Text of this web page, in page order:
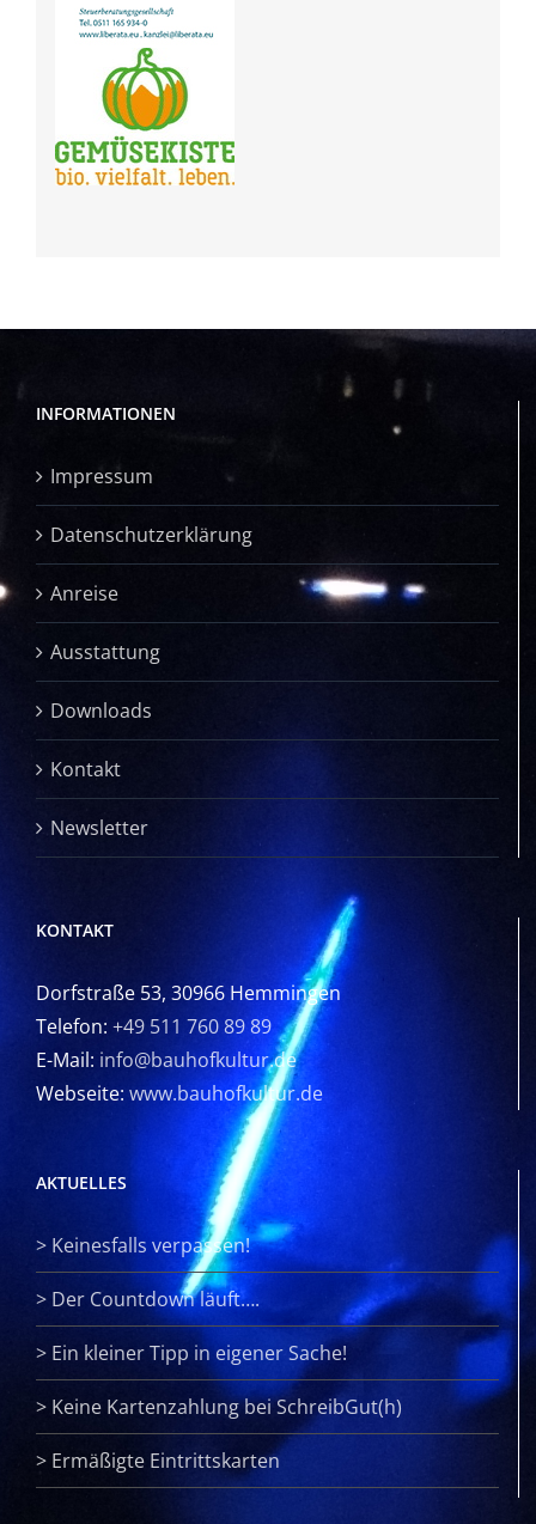
INFORMATIONEN
Impressum
Datenschutzerklärung
Anreise
Ausstattung
Downloads
Kontakt
Newsletter
KONTAKT
Dorfstraße 53, 30966 Hemmingen
Telefon: +49 511 760 89 89
E-Mail: info@bauhofkultur.de
Webseite: www.bauhofkultur.de
AKTUELLES
> Keinesfalls verpassen!
> Der Countdown läuft….
> Ein kleiner Tipp in eigener Sache!
> Keine Kartenzahlung bei SchreibGut(h)
> Ermäßigte Eintrittskarten